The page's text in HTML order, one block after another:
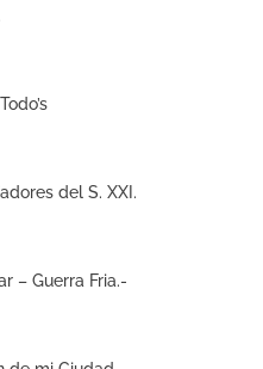
del S. XXI.
– Guerra Fria.-